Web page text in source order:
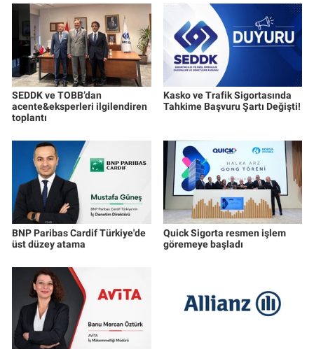
SEDDK ve TOBB’dan
acente&eksperleri ilgilendiren
toplantı
Kasko ve Trafik Sigortasında
Tahkime Başvuru Şartı Değişti!
BNP Paribas Cardif Türkiye'de
üst düzey atama
Quick Sigorta resmen işlem
göremeye başladı